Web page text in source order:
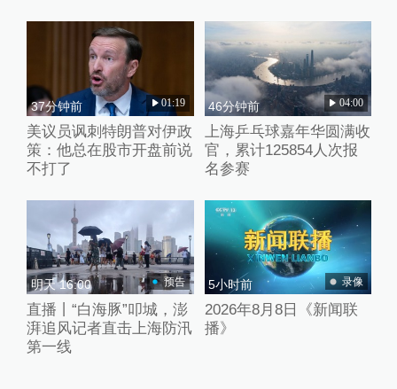
37分钟前 01:19
美议员讽刺特朗普对伊政
策：他总在股市开盘前说
不打了
46分钟前 04:00
上海乒乓球嘉年华圆满收
官，累计125854人次报
名参赛
明天 16:00 预告
直播丨“白海豚”叩城，澎
湃追风记者直击上海防汛
第一线
5小时前 录像
2026年8月8日《新闻联
播》